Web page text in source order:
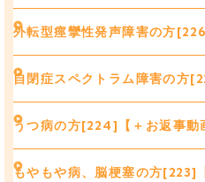
外転型痙攣性発声障害の方
自閉症スペクトラム障害の方
うつ病の方[224]【＋お返事動
もやもや病、脳梗塞の方[223]